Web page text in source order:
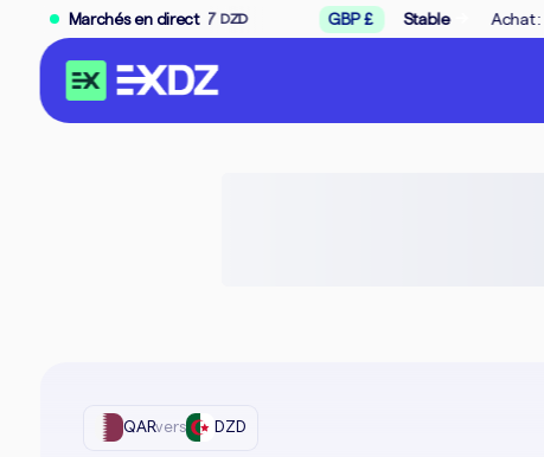
Marchés en direct
278.67 DZD GBP £ → Achat : 312.33 Vente :
QARvers DZD